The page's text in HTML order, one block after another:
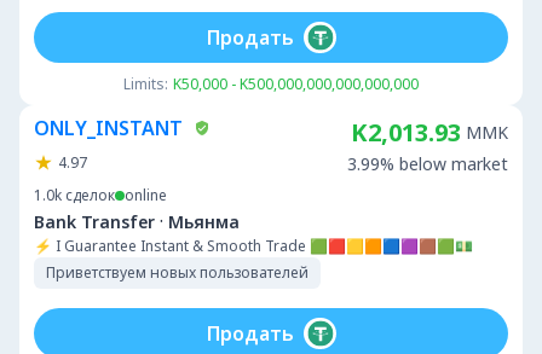
Limits: K50,000 - K500,000,000,000,000,000
Продать
ONLY_INSTANT
4.97
1.0k сделок online
Bank Transfer · Мьянма
⚡ I Guarantee Instant & Smooth Trade 🟩🟥🟨🟧🟦🟪🟫🟩💵
Приветствуем новых пользователей
K2,013.93 MMK
3.99% below market
Продать